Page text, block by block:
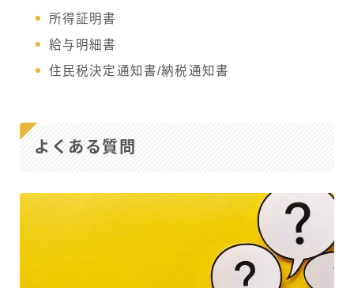
所得証明書
給与明細書
住民税決定通知書/納税通知書
よくある質問